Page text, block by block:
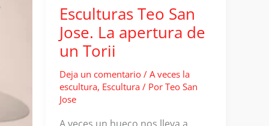
Esculturas Teo San
Jose. La apertura de
un Torii
Deja un comentario / A veces la
escultura, Escultura/ Por Teo San
Jose